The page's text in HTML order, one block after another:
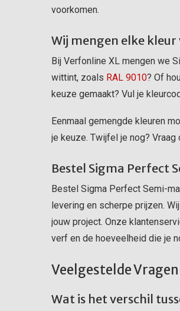
voorkomen.
Wij mengen elke kleur
Bij Verfonline XL mengen we
wittint, zoals RAL 9010? Of
keuze gemaakt? Vul je
Eenmaal gemengde kleuren
je keuze. Twijfel je nog?
Bestel Sigma Perfect
Bestel Sigma Perfect Semi-
levering en scherpe prijzen.
jouw project. Onze
verf en de hoeveelheid die je
Veelgestelde Vragen
Wat is het verschil